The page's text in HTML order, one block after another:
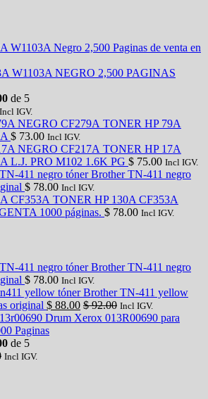
W1103A NEGRO 2,500 PAGINAS
de 5
Incl IGV.
TONER HP 79A
$ 73.00 Incl IGV.
TONER HP 17A
L.J. PRO M102 1.6K PG $ 75.00 Incl IGV.
tóner Brother TN-411 negro
$ 78.00 Incl IGV.
TONER HP 130A CF353A
1000 páginas. $ 78.00 Incl IGV.
tóner Brother TN-411 negro
$ 78.00 Incl IGV.
tóner Brother TN-411 yellow
original $ 88.00 $92.00 Incl IGV.
Drum Xerox 013R00690 para
Paginas
de 5
Incl IGV.